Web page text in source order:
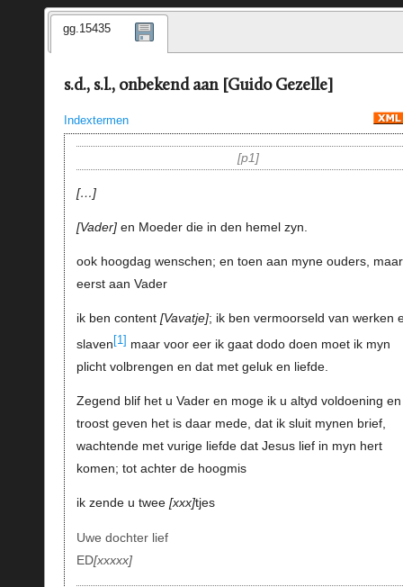
gg.15435
s.d., s.l., onbekend aan [Guido Gezelle]
Indextermen
p1
…
Vader en Moeder die in den hemel zyn.
ook hoogdag wenschen; en toen aan myne ouders, maar
eerst aan Vader
ik ben content Vavatje ; ik ben vermoorseld van werken
slaven [1] maar voor eer ik gaat dodo doen moet ik myn
plicht volbrengen en dat met geluk en liefde.
Zegend blif het u Vader en moge ik u altyd voldoening en
troost geven het is daar mede, dat ik sluit mynen brief,
wachtende met vurige liefde dat Jesus lief in myn hert
komen; tot achter de hoogmis
ik zende u twee xxx tjes
Uwe dochter lief
ED xxxxx